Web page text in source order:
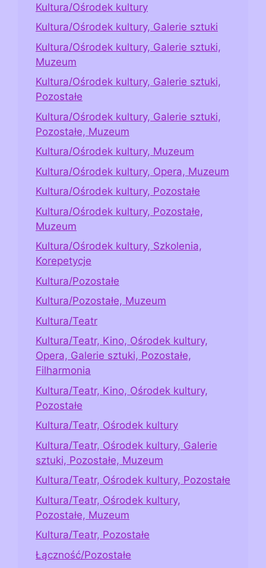
Kultura/Ośrodek kultury
Kultura/Ośrodek kultury, Galerie sztuki
Kultura/Ośrodek kultury, Galerie sztuki,
Muzeum
Kultura/Ośrodek kultury, Galerie sztuki,
Pozostałe
Kultura/Ośrodek kultury, Galerie sztuki,
Pozostałe, Muzeum
Kultura/Ośrodek kultury, Muzeum
Kultura/Ośrodek kultury, Opera, Muzeum
Kultura/Ośrodek kultury, Pozostałe
Kultura/Ośrodek kultury, Pozostałe,
Muzeum
Kultura/Ośrodek kultury, Szkolenia,
Korepetycje
Kultura/Pozostałe
Kultura/Pozostałe, Muzeum
Kultura/Teatr
Kultura/Teatr, Kino, Ośrodek kultury,
Opera, Galerie sztuki, Pozostałe,
Filharmonia
Kultura/Teatr, Kino, Ośrodek kultury,
Pozostałe
Kultura/Teatr, Ośrodek kultury
Kultura/Teatr, Ośrodek kultury, Galerie
sztuki, Pozostałe, Muzeum
Kultura/Teatr, Ośrodek kultury, Pozostałe
Kultura/Teatr, Ośrodek kultury,
Pozostałe, Muzeum
Kultura/Teatr, Pozostałe
Łączność/Pozostałe